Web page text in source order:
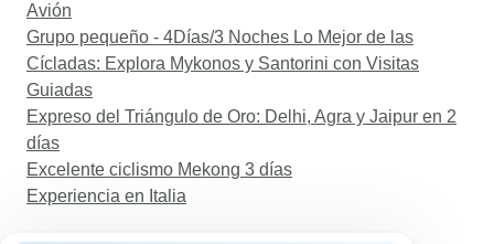
Avión
Grupo pequeño - 4Días/3 Noches Lo Mejor de las
Cícladas: Explora Mykonos y Santorini con Visitas
Guiadas
Expreso del Triángulo de Oro: Delhi, Agra y Jaipur en 2
días
Excelente ciclismo Mekong 3 días
Experiencia en Italia